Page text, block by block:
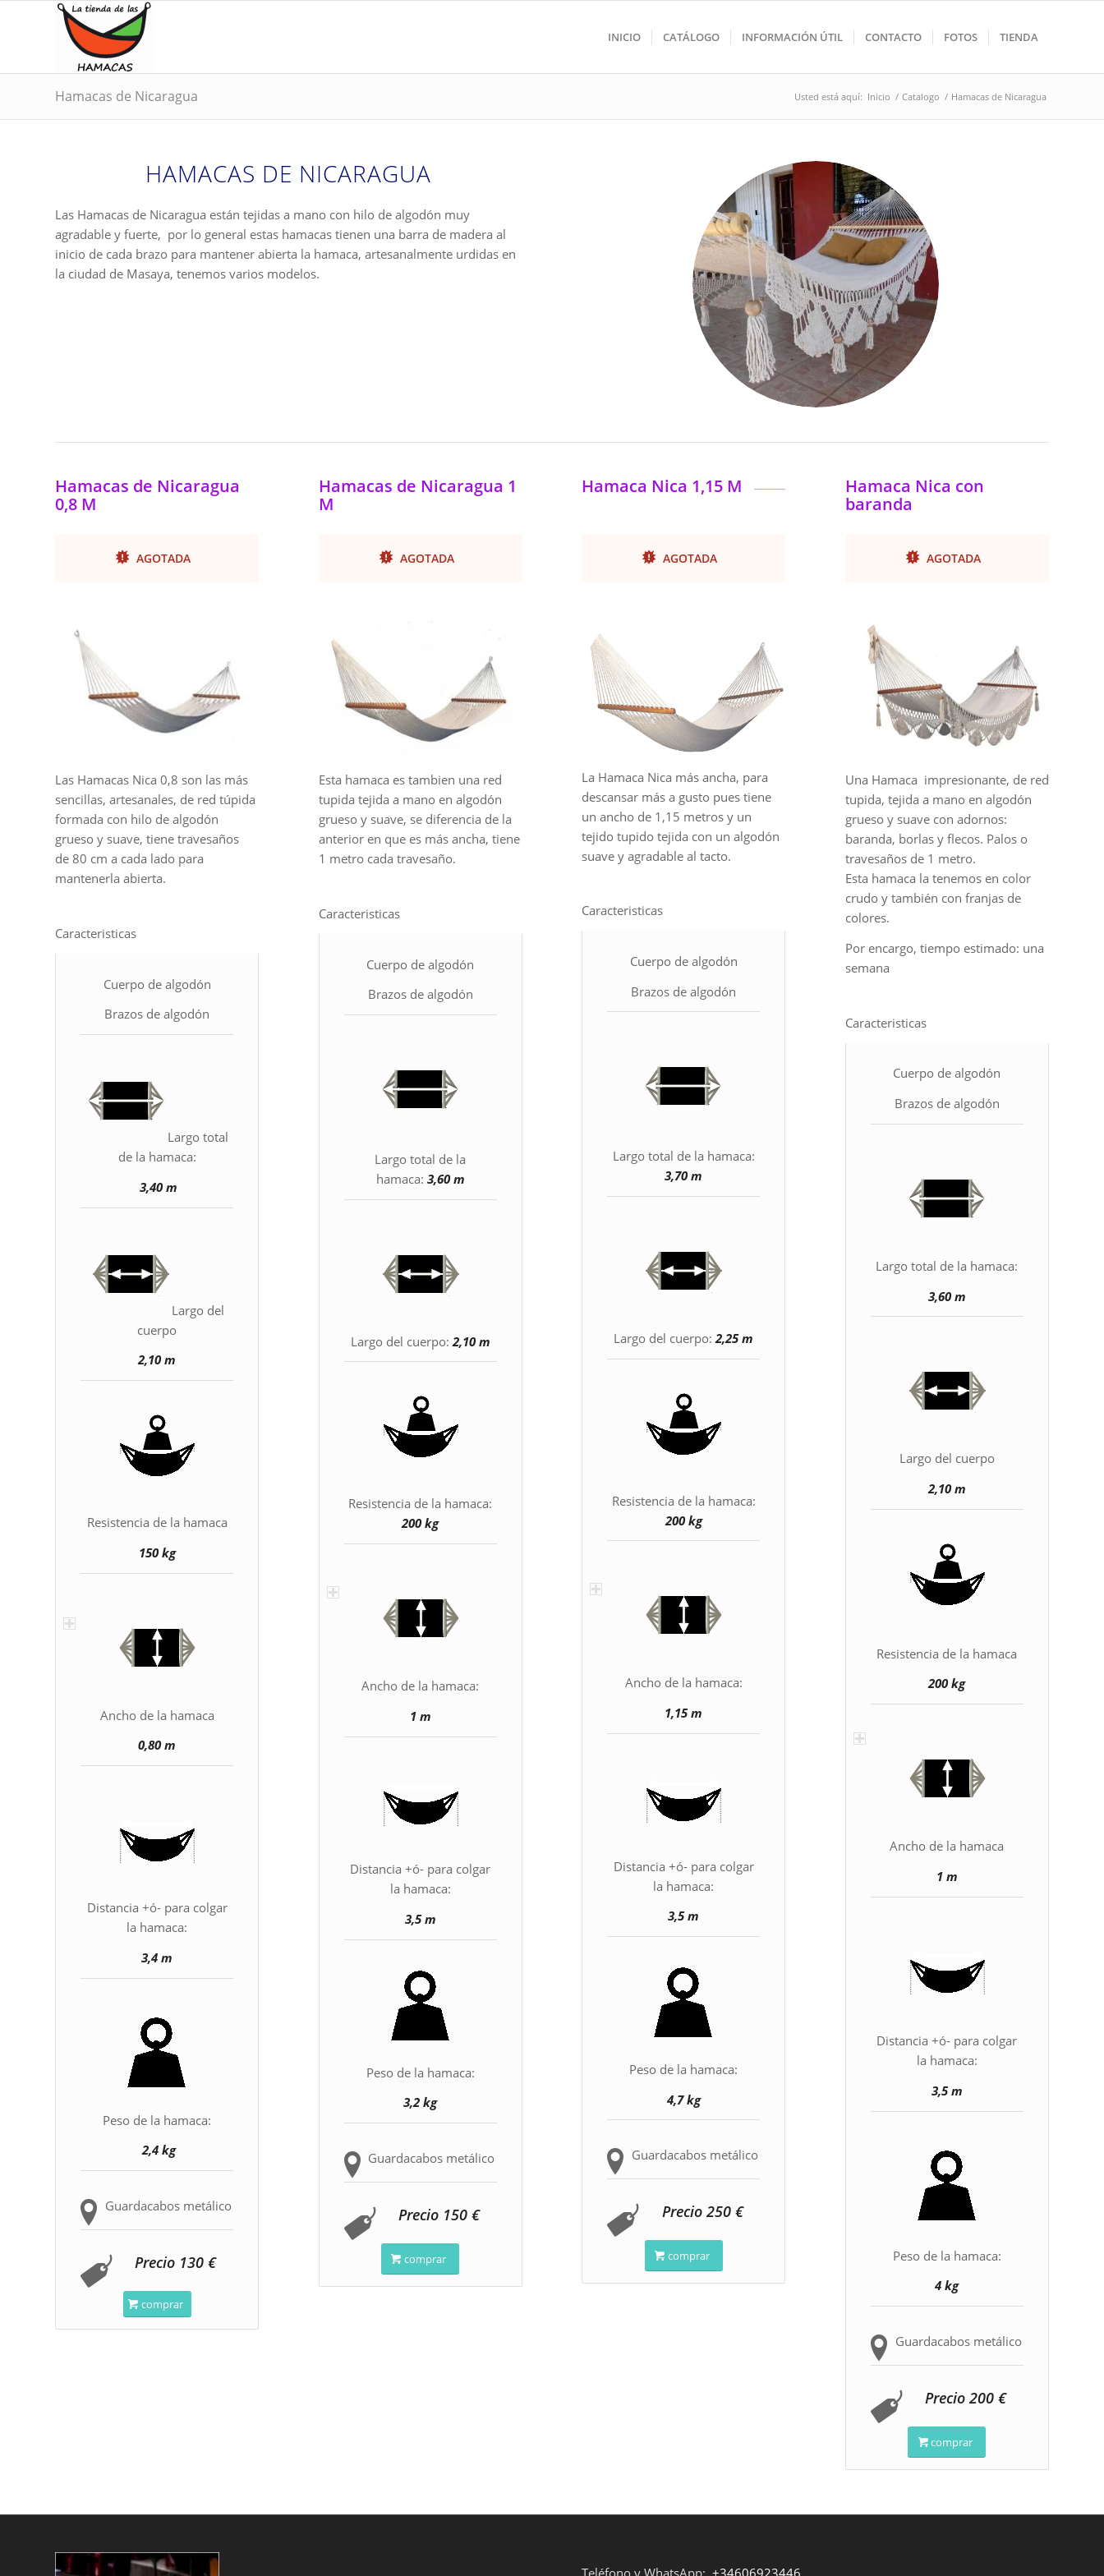
INICIO CATÁLOGO INFORMACIÓN ÚTIL CONTACTO FOTOS TIENDA
Hamacas de Nicaragua Usted está aquí: Inicio / Catalogo / Hamacas de Nicaragua
HAMACAS DE NICARAGUA
Las Hamacas de Nicaragua están tejidas a mano con hilo de algodón muy
agradable y fuerte, por lo general estas hamacas tienen una barra de madera al
inicio de cada brazo para mantener abierta la hamaca, artesanalmente urdidas en
la ciudad de Masaya, tenemos varios modelos.
Hamacas de Nicaragua
0,8 M
AGOTADA
Las Hamacas Nica 0,8 son las más
sencillas, artesanales, de red túpida
formada con hilo de algodón
grueso y suave, tiene travesaños
de 80 cm a cada lado para
mantenerla abierta.
Caracteristicas
Cuerpo de algodón
Brazos de algodón
Largo total
de la hamaca:
3,40 m
Largo del
cuerpo
2,10 m
Resistencia de la hamaca
150 kg
Ancho de la hamaca
0,80 m
Distancia +ó- para colgar
la hamaca:
3,4 m
Peso de la hamaca:
2,4 kg
Guardacabos metálico
Precio 130 €
comprar
Hamacas de Nicaragua 1
M
AGOTADA
Esta hamaca es tambien una red
tupida tejida a mano en algodón
grueso y suave, se diferencia de la
anterior en que es más ancha, tiene
1 metro cada travesaño.
Caracteristicas
Cuerpo de algodón
Brazos de algodón
Largo total de la
hamaca: 3,60 m
Largo del cuerpo: 2,10 m
Resistencia de la hamaca:
200 kg
Ancho de la hamaca:
1 m
Distancia +ó- para colgar
la hamaca:
3,5 m
Peso de la hamaca:
3,2 kg
Guardacabos metálico
Precio 150 €
comprar
Hamaca Nica 1,15 M
AGOTADA
La Hamaca Nica más ancha, para
descansar más a gusto pues tiene
un ancho de 1,15 metros y un
tejido tupido tejida con un algodón
suave y agradable al tacto.
Caracteristicas
Cuerpo de algodón
Brazos de algodón
Largo total de la hamaca:
3,70 m
Largo del cuerpo:2,25 m
Resistencia de la hamaca:
200 kg
Ancho de la hamaca:
1,15 m
Distancia +ó- para colgar
la hamaca:
3,5 m
Peso de la hamaca:
4,7 kg
Guardacabos metálico
Precio 250 €
comprar
Hamaca Nica con
baranda
AGOTADA
Una Hamaca impresionante, de red
tupida, tejida a mano en algodón
grueso y suave con adornos:
baranda, borlas y flecos. Palos o
travesaños de 1 metro.
Esta hamaca la tenemos en color
crudo y también con franjas de
colores.
Por encargo, tiempo estimado: una
semana
Caracteristicas
Cuerpo de algodón
Brazos de algodón
Largo total de la hamaca:
3,60 m
Largo del cuerpo
2,10 m
Resistencia de la hamaca
200 kg
Ancho de la hamaca
1 m
Distancia +ó- para colgar
la hamaca:
3,5 m
Peso de la hamaca:
4 kg
Guardacabos metálico
Precio 200 €
comprar
Teléfono y WhatsApp:+34606923446